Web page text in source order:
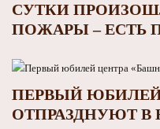
СУТКИ
ПОЖАРЫ – ЕСТЬ
ПЕРВЫЙ ЮБИЛЕЙ
ОТПРАЗДНУЮТ В